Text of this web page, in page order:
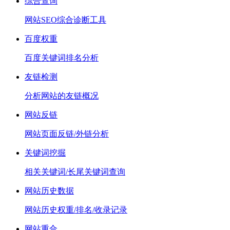
网站SEO综合诊断工具
百度权重
百度关键词排名分析
友链检测
分析网站的友链概况
网站反链
网站页面反链/外链分析
关键词挖掘
相关关键词/长尾关键词查询
网站历史数据
网站历史权重/排名/收录记录